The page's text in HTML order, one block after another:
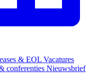
& EOL Vacatures
conferenties Nieuwsbrief